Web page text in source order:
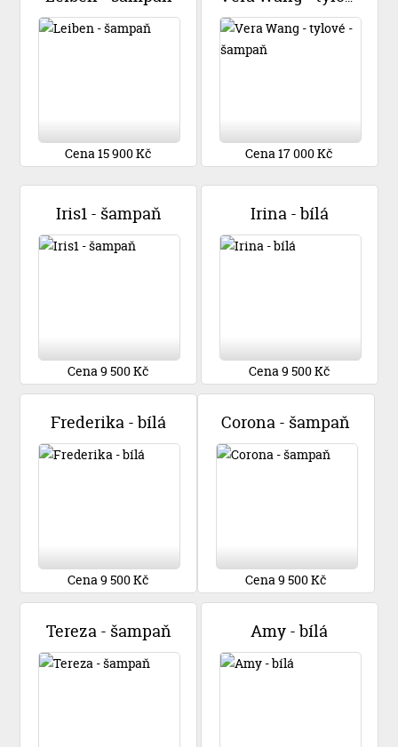
Cena 15 900 Kč Cena 17 000 Kč
Iris1 - šampaň
Cena 9 500 Kč
Irina - bílá
Cena 9 500 Kč
Frederika - bílá
Cena 9 500 Kč
Corona - šampaň
Cena 9 500 Kč
Tereza - šampaň Amy - bílá